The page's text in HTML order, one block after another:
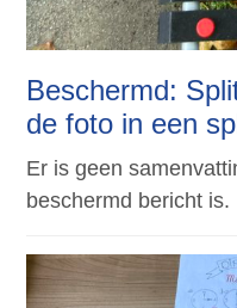
Beschermd:
de foto in een
Er is geen
beschermd bericht is.